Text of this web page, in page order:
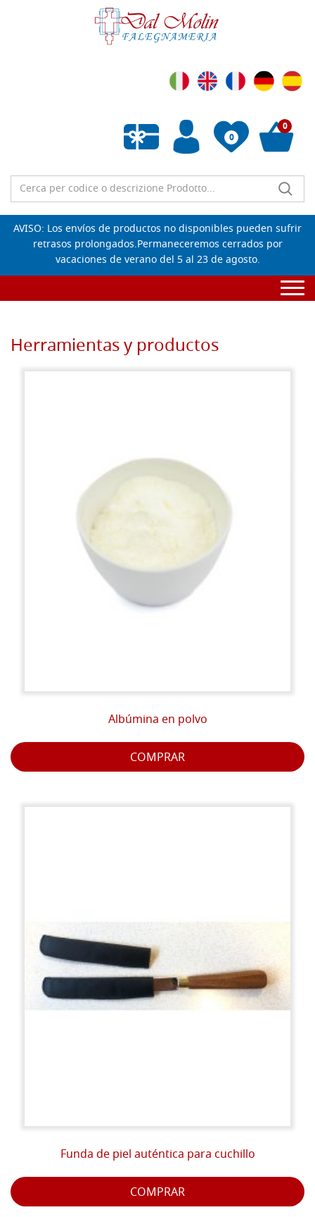
0
Lista de deseos vacía
0
AVISO: Los envíos de productos no disponibles pueden sufrir
retrasos prolongados.Permaneceremos cerrados por
vacaciones de verano del 5 al 23 de agosto.
Herramientas y productos
Albúmina en polvo
COMPRAR
Funda de piel auténtica para cuchillo
COMPRAR